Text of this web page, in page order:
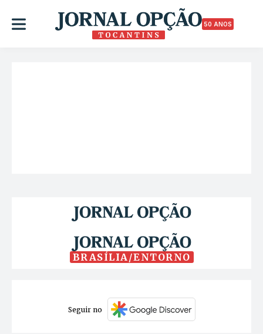
50 ANOS
BRASÍLIA/ENTORNO
Seguir no